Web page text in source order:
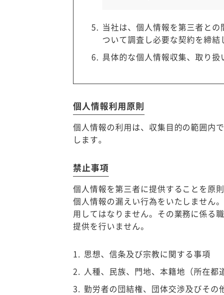
当社は、個人情報を第三者と
ついて調査し必要な契約を締結
具体的な個人情報収集、取り扱
個人情報利用原則
個人情報の利用は、収集目的の範囲内
します。
禁止事項
個人情報を第三者に提供することを原
個人情報の漏えい行為をいたしません
用してはなりません。その業務に係る
提供を行いません。
思想、信条及び宗教に関する事項
人種、民族、門地、本籍地（所在
勤労者の団結権、団体交渉及びその